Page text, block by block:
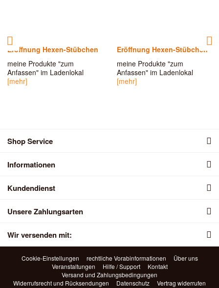
Eröffnung Hexen-Stübchen
meine Produkte "zum
Anfassen" im Ladenlokal
[mehr]
Eröffnung Hexen-Stübchen
meine Produkte "zum
Anfassen" im Ladenlokal
[mehr]
Shop Service
Informationen
Kundendienst
Unsere Zahlungsarten
Wir versenden mit:
Cookie-Einstellungen rechtliche Vorabinformationen
Über uns
Veranstaltungen
Hilfe / Support
Kontakt
Versand und Zahlungsbedingungen
Widerrufsrecht und Rücksendungen
Datenschutz
Vertrag widerrufen